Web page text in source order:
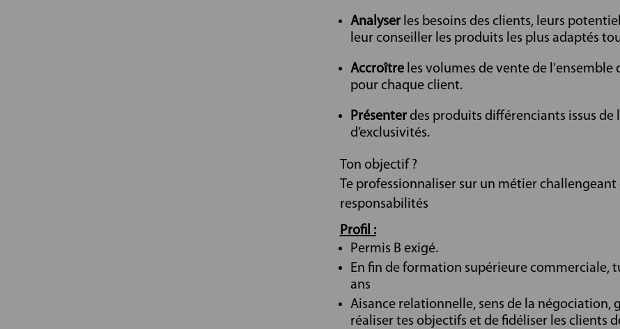
Analyser les besoins des clients, leurs
leur conseiller les produits les plus adaptés
Accroîtreles volumes de vente de l'ensemble
pour chaque client.
Présenterdes produits différenciants issus de
d’exclusivités.
Ton objectif ?
Te professionnaliser sur un métier
responsabilités
Profil :
Permis B exigé.
En fin de formation supérieure commerciale,
ans
Aisance relationnelle, sens de la
réaliser tes objectifs et de fidéliser les clients